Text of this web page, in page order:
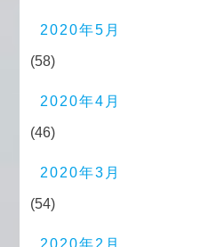
2020年5月
(58)
2020年4月
(46)
2020年3月
(54)
2020年2月